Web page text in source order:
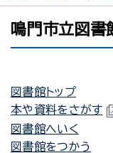
鳴門市立図書
図書館トップ
本や資料をさがす
図書館へいく
図書館をつかう